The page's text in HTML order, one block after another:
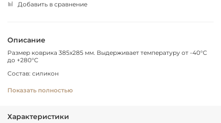
Добавить в сравнение
Описание
Размер коврика 385х285 мм. Выдерживает температуру от -40°С
до +280°С
Состав: силикон
Страна происхождения: Италия
Рекомендации по применению:
Показать полностью
Характеристики